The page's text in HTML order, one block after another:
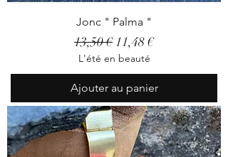
Jonc " Palma "
Prix original
13,50 € Prix promotionnel
11,48 €
L'été en beauté
Ajouter au panier